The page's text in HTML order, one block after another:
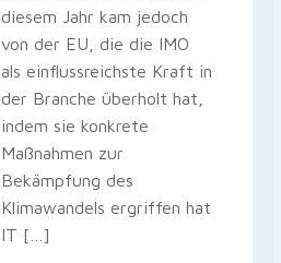
diesem Jahr kam jedoch
von der EU, die die IMO
als einflussreichste Kraft in
der Branche überholt hat,
indem sie konkrete
Maßnahmen zur
Bekämpfung des
Klimawandels ergriffen hat
IT […]